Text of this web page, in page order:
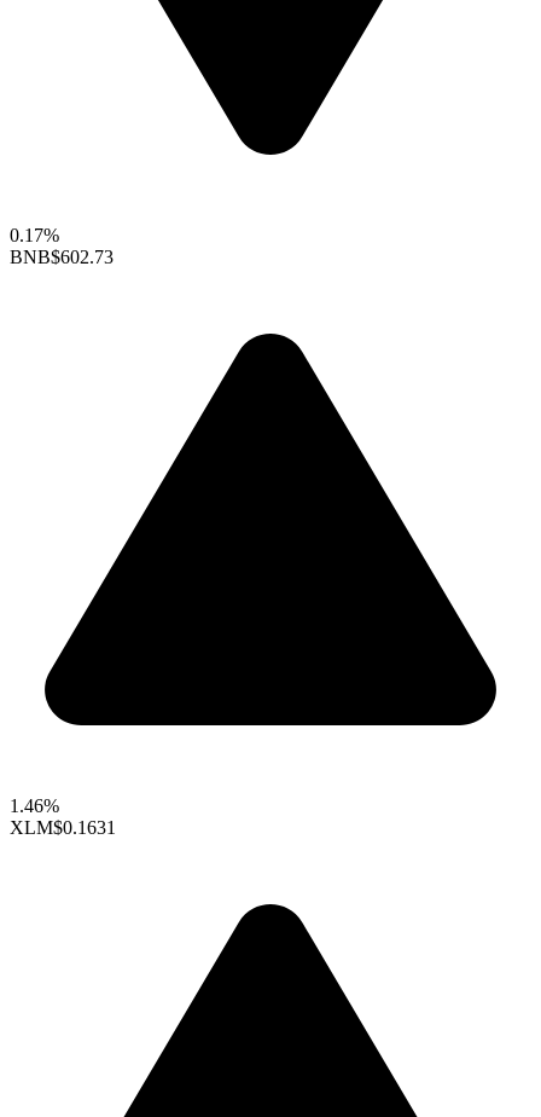
0.17%
BNB$602.73
1.46%
XLM$0.1631